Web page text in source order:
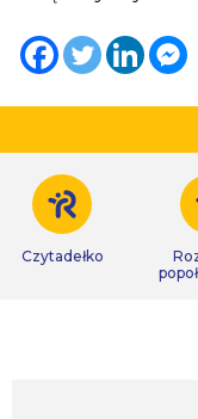
Czytadełko